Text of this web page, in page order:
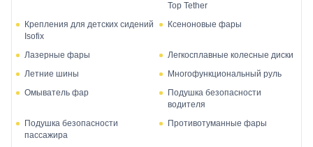
Top Tether
Крепления для детских сидений
Isofix
Ксеноновые фары
Лазерные фары
Легкосплавные колесные диски
Летние шины
Многофункциональный руль
Омыватель фар
Подушка безопасности
водителя
Подушка безопасности
пассажира
Противотуманные фары